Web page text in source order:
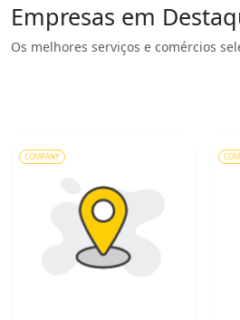
Empresas em
Os melhores serviços e comércios
COMPANY